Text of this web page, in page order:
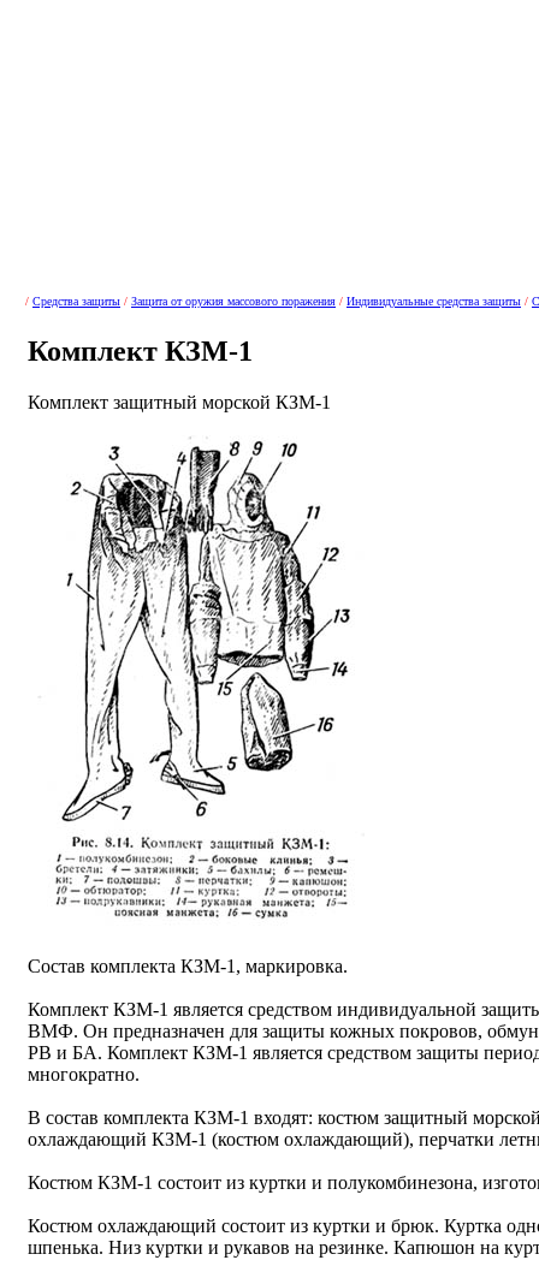
/ Средства защиты / Защита от оружия массового поражения / Индивидуальные средства защиты /
Комплект КЗМ-1
Комплект защитный морской КЗМ-1
Состав комплекта КЗМ-1, маркировка.
Комплект КЗМ-1 является средством индивидуальной
ВМФ. Он предназначен для защиты кожных покровов,
РВ и БА. Комплект КЗМ-1 является средством защиты
многократно.
В состав комплекта КЗМ-1 входят: костюм защитный
охлаждающий КЗМ-1 (костюм охлаждающий), перчатки
Костюм КЗМ-1 состоит из куртки и полукомбинезона,
Костюм охлаждающий состоит из куртки и брюк. Куртка
шпенька. Низ куртки и рукавов на резинке. Капюшон на